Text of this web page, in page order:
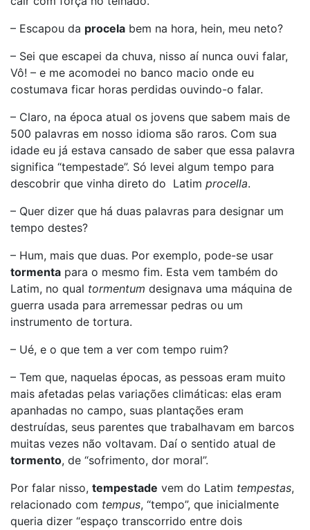
– Escapou da procela bem na hora, hein, meu neto?
– Sei que escapei da chuva, nisso aí nunca ouvi falar,
Vô! – e me acomodei no banco macio onde eu
costumava ficar horas perdidas ouvindo-o falar.
– Claro, na época atual os jovens que sabem mais de
500 palavras em nosso idioma são raros. Com sua
idade eu já estava cansado de saber que essa palavra
significa “tempestade”. Só levei algum tempo para
descobrir que vinha direto do Latim procella.
– Quer dizer que há duas palavras para designar um
tempo destes?
– Hum, mais que duas. Por exemplo, pode-se usar
tormenta para o mesmo fim. Esta vem também do
Latim, no qual tormentum designava uma máquina de
guerra usada para arremessar pedras ou um
instrumento de tortura.
– Ué, e o que tem a ver com tempo ruim?
– Tem que, naquelas épocas, as pessoas eram muito
mais afetadas pelas variações climáticas: elas eram
apanhadas no campo, suas plantações eram
destruídas, seus parentes que trabalhavam em barcos
muitas vezes não voltavam. Daí o sentido atual de
tormento, de “sofrimento, dor moral”.
Por falar nisso, tempestade vem do Latim tempestas,
relacionado com tempus, “tempo”, que inicialmente
queria dizer “espaço transcorrido entre dois